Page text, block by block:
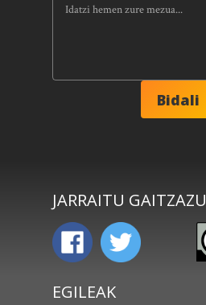
JARRAITU GAITZAZU
EGILEAK